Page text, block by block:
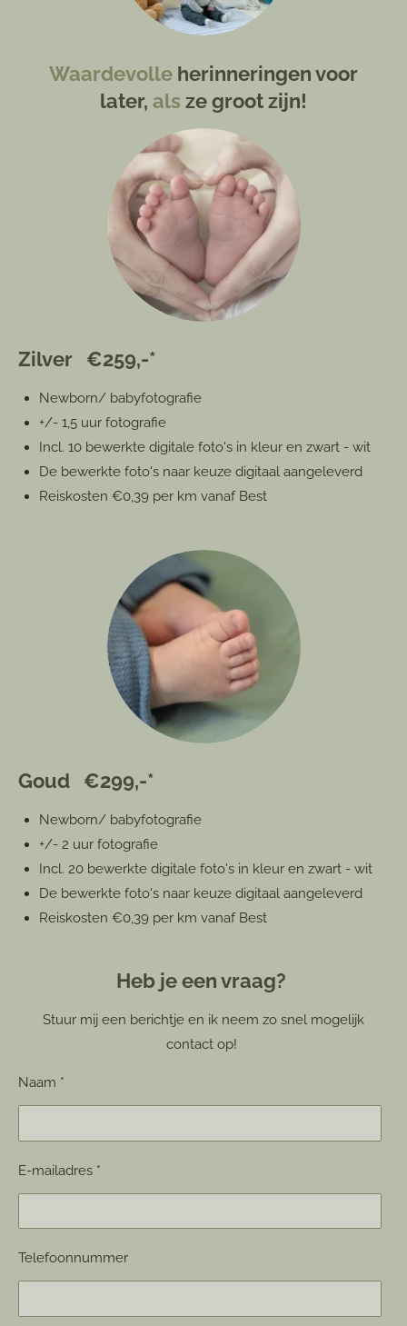
Waardevolle herinneringen voor
later, als ze groot zijn!
Zilver €259,-*
Newborn/ babyfotografie
+/- 1,5 uur fotografie
Incl. 10 bewerkte digitale foto's in kleur en zwart - wit
De bewerkte foto's naar keuze digitaal aangeleverd
Reiskosten €0,39 per km vanaf Best
Goud €299,-*
Newborn/ babyfotografie
+/- 2 uur fotografie
Incl. 20 bewerkte digitale foto's in kleur en zwart - wit
De bewerkte foto's naar keuze digitaal aangeleverd
Reiskosten €0,39 per km vanaf Best
Heb je een vraag?
Stuur mij een berichtje en ik neem zo snel mogelijk
contact op!
Naam *
E-mailadres *
Telefoonnummer